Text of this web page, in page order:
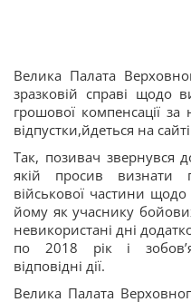
Велика Палата
зразковій справі щодо
грошової компенсації за
відпустки,йдеться на сайті
Так, позивач звернувся
якій просив визнати
військової частини
йому як учаснику
невикористані дні
по 2018 рік і
відповідні дії.
Велика Палата